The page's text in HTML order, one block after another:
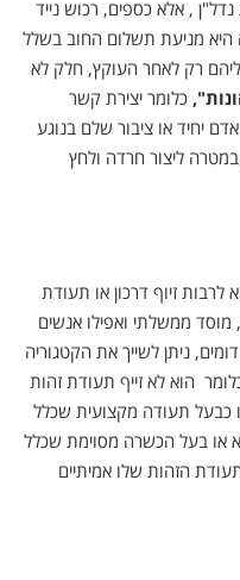
, אלא כספים, רכוש נייד
היא מניעת תשלום החוב בשלל
רק לאחר העוקץ, חלק לא
כלומר יצירת קשר
יחיד או ציבור שלם בנוגע
ליצור חרדה ולחץ
זיוף דרכון או תעודת
מוסד ממשלתי ואפילו אנשים
ניתן לשייך את הקטגוריה
הוא לא זייף תעודת זהות
כבעל תעודה מקצועית שכלל
או בעל הכשרה מסוימת שכלל
הזהות שלו אמיתיים